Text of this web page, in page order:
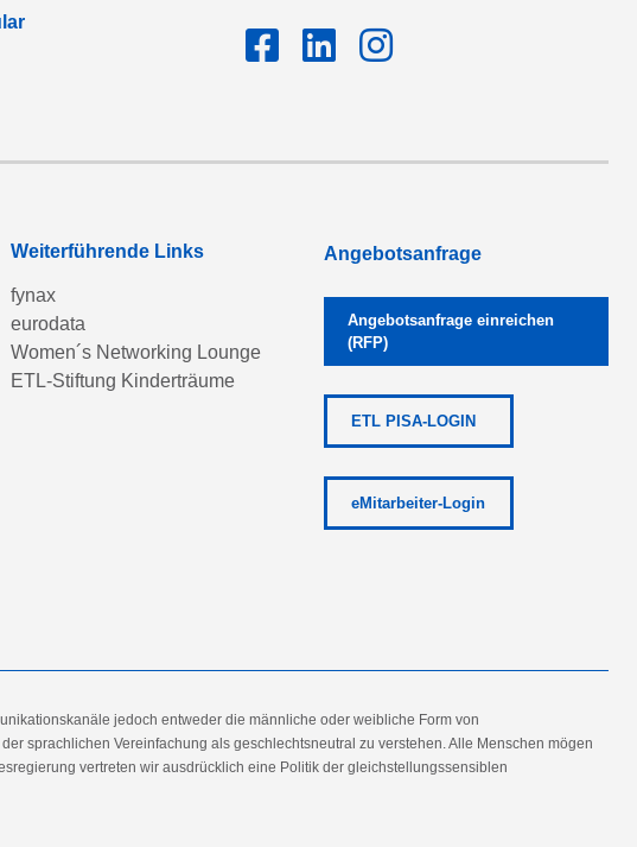
Weiterführende Links
fynax
eurodata
Women´s Networking Lounge
ETL-Stiftung Kinderträume
Angebotsanfrage
Angebotsanfrage einreichen
(RFP)
ETL PISA-LOGIN
eMitarbeiter-Login
jedoch entweder die männliche oder weibliche Form von
sprachlichen Vereinfachung als geschlechtsneutral zu verstehen. Alle Menschen mögen
vertreten wir ausdrücklich eine Politik der gleichstellungssensiblen